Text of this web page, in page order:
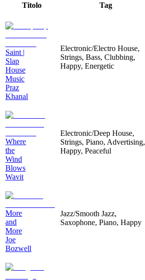
Titolo Tag
Saint |
Slap
House
Music
Praz
Khanal
Electronic/Electro House,
Strings, Bass, Clubbing,
Happy, Energetic
Where
the
Wind
Blows
Wavit
Electronic/Deep House,
Strings, Piano, Advertising,
Happy, Peaceful
More
and
More
Joe
Bozwell
Jazz/Smooth Jazz,
Saxophone, Piano, Happy